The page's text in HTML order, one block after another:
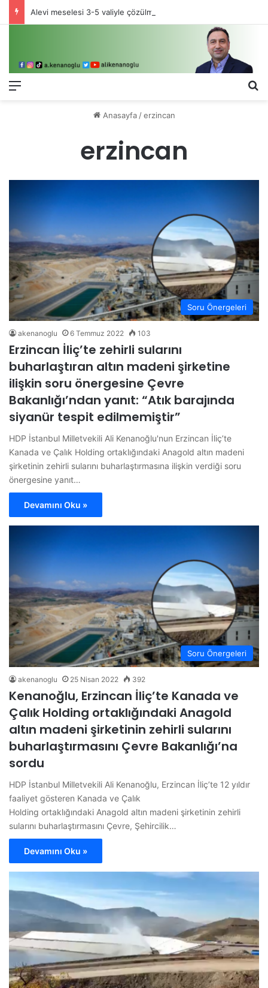
Menü
Anasayfa / erzincan
erzincan
Soru Önergeleri
akenanoglu 6 Temmuz 2022 103
Erzincan İliç’te zehirli sularını
buharlaştıran altın madeni şirketine
ilişkin soru önergesine Çevre
Bakanlığı’ndan yanıt: “Atık barajında
siyanür tespit edilmemiştir”
HDP İstanbul Milletvekili Ali Kenanoğlu'nun Erzincan İliç’te
Kanada ve Çalık Holding ortaklığındaki Anagold altın madeni
şirketinin zehirli sularını buharlaştırmasına ilişkin verdiği soru
önergesine yanıt…
Devamını Oku »
Soru Önergeleri
akenanoglu 25 Nisan 2022 392
Kenanoğlu, Erzincan İliç’te Kanada ve
Çalık Holding ortaklığındaki Anagold
altın madeni şirketinin zehirli sularını
buharlaştırmasını Çevre Bakanlığı’na
sordu
HDP İstanbul Milletvekili Ali Kenanoğlu, Erzincan İliç’te 12 yıldır
faaliyet gösteren Kanada ve Çalık
Holding ortaklığındaki Anagold altın madeni şirketinin zehirli
sularını buharlaştırmasını Çevre, Şehircilik…
Devamını Oku »